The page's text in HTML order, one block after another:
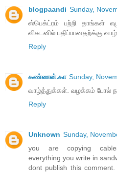
blogpaandi Sunday,
ஸ்பெக்ட்ரம் பற்றி தாங்கள்
விகடனில் பதிப்பானதற்க்கு
Reply
கண்ணன்.கா Sunday,
வாழ்த்துக்கள். வழக்கம் போல்
Reply
Unknown Sunday,
you are copying
everything you write in
dont publish this